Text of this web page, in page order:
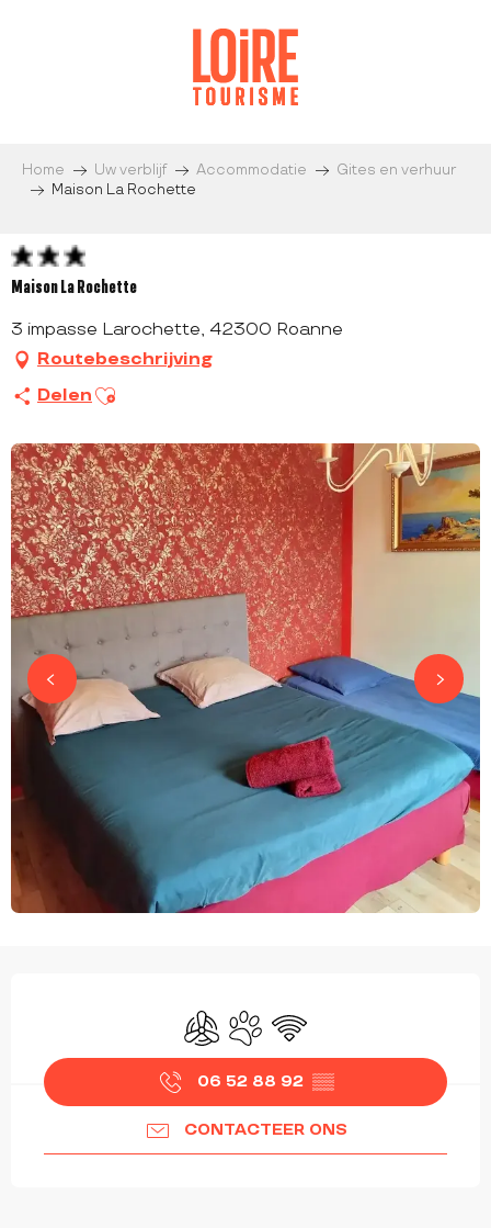
Home Uw verblijf Accommodatie
Gites en verhuur
Maison La Rochette
Maison La Rochette
3 impasse Larochette, 42300 Roanne
Routebeschrijving
Delen Ajouter aux favoris
Met aircoDieren toegelaten
Wifi
06 52 88 92 ▒▒
CONTACTEER ONS